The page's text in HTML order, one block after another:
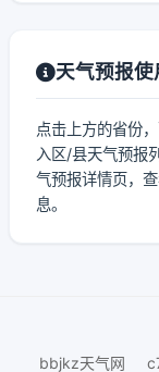
天气预报使
点击上方的省份
入区/县天气预报
气预报详情页，
息。
bbjkz天气网